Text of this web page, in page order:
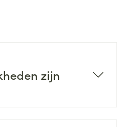
zijn